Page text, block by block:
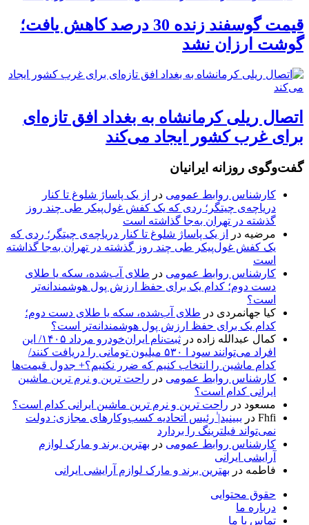
قیمت گوسفند زنده 30 درصد کاهش یافت؛
گوشت ارزان نشد
اتصال ریلی کرمانشاه به بغداد افق تازه‌ای
برای غرب کشور ایجاد می‌کند
گفت‌وگوی روزانه ایرانیان
کارشناس روابط عمومی در
از یک پاساژ شلوغ تا کنار
دریاچه‌ی چیتگر؛ ردی که یک کفش غول‌پیکر طی چند روز
گذشته در تهران به‌جا گذاشته است
مرضیه در
از یک پاساژ شلوغ تا کنار دریاچه‌ی چیتگر؛ ردی که
یک کفش غول‌پیکر طی چند روز گذشته در تهران به‌جا گذاشته
است
کارشناس روابط عمومی در طلای آب‌شده، سکه یا طلای
دست دوم؛ کدام یک برای حفظ ارزش پول هوشمندانه‌تر
است؟
کیا جهانمردی در طلای آب‌شده، سکه یا طلای دست دوم؛
کدام یک برای حفظ ارزش پول هوشمندانه‌تر است؟
کمال عبدالله زاده در
ثبت‌نام ایران‌خودرو مرداد ۱۴۰۵/ این
افراد می‌توانند سود ا ۵۳۰ میلیون تومانی را دریافت کنند/
کدام ماشین را انتخاب کنیم که ضرر نکنیم؟+ جدول قیمت‌ها
کارشناس روابط عمومی در راحت ترین و نرم ترین ماشین
ایرانی کدام است؟
مسعود در راحت ترین و نرم ترین ماشین ایرانی کدام است؟
Fhfi در ببینید| ٰرئیس اتحادیه کسب‌وکارهای مجازی: دولت
نمی‌تواند فیلترینگ را بردارد
کارشناس روابط عمومی در بهترین برند و مارک لوازم
آرایشی ایرانی
فاطمه در بهترین برند و مارک لوازم آرایشی ایرانی
حقوق محتوایی
درباره ما
تماس با ما